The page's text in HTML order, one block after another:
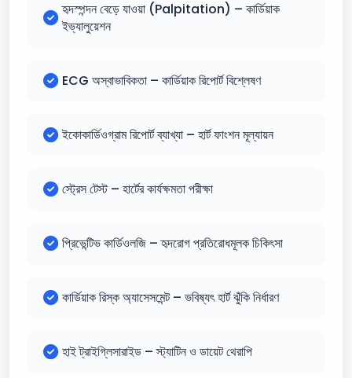
হৃদস্পন্দন বেড়ে যাওয়া (Palpitation) – কার্ডিয়াক
ইভ্যালুয়েশন
ECG অস্বাভাবিকতা – কার্ডিয়াক রিপোর্ট বিশ্লেষণ
ইকোকার্ডিওগ্রাম রিপোর্ট ব্যাখ্যা – হার্ট ফাংশন মূল্যায়ন
স্ট্রেস টেস্ট – হার্টের কার্যক্ষমতা পরীক্ষা
প্রিভেন্টিভ কার্ডিওলজি – হৃদরোগ প্রতিরোধমূলক চিকিৎসা
কার্ডিয়াক রিস্ক অ্যাসেসমেন্ট – ভবিষ্যৎ হার্ট ঝুঁকি নির্ধারণ
হাই ট্রাইগ্লিসারাইড – স্ট্যাটিন ও ডায়েট থেরাপি